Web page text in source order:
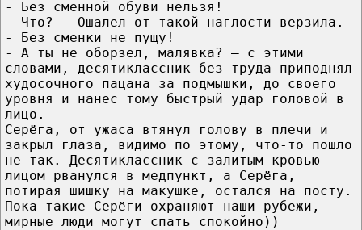
- Без сменной обуви нельзя!
- Что? - Ошалел от такой наглости верзила.
- Без сменки не пущу!
- А ты не оборзел, малявка? – с этими
словами, десятиклассник без труда приподнял
худосочного пацана за подмышки, до своего
уровня и нанес тому быстрый удар головой в
лицо.
Серёга, от ужаса втянул голову в плечи и
закрыл глаза, видимо по этому, что-то пошло
не так. Десятиклассник с залитым кровью
лицом рванулся в медпункт, а Серёга,
потирая шишку на макушке, остался на посту.
Пока такие Серёги охраняют наши рубежи,
мирные люди могут спать спокойно))